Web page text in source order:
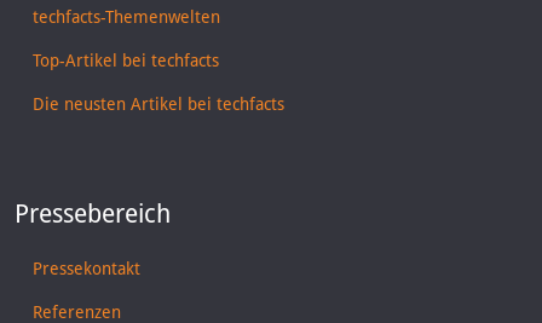
techfacts-Themenwelten
Top-Artikel bei techfacts
Die neusten Artikel bei techfacts
Pressebereich
Pressekontakt
Referenzen